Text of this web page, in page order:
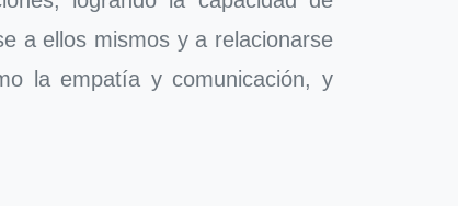
a ellos mismos y a relacionarse
la empatía y comunicación, y